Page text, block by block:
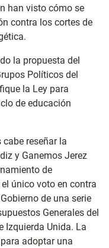
han visto cómo se
contra los cortes de
la propuesta del
Políticos del
la Ley para
de educación
reseñar la
y Ganemos Jerez
de
único voto en contra
de una serie
Generales del
Izquierda Unida. La
adoptar una